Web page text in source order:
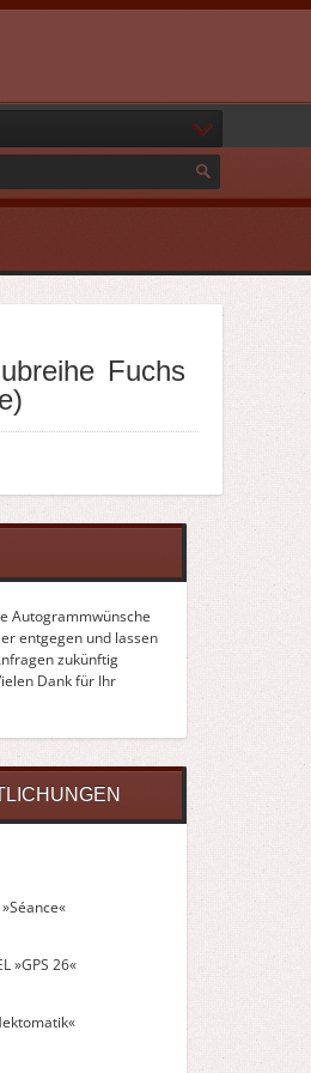
Fuchs
Autogrammwünsche
entgegen und lassen
zukünftig
Dank für Ihr
»GPS 26«